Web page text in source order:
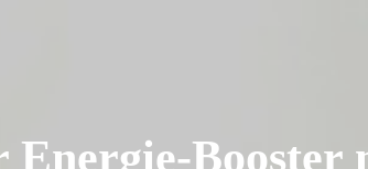
Energie-Booster